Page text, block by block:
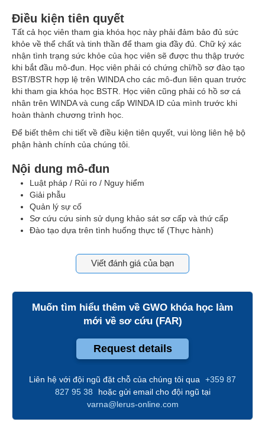
Điều kiện tiên quyết
Tất cả học viên tham gia khóa học này phải đảm bảo đủ sức
khỏe về thể chất và tinh thần để tham gia đầy đủ. Chữ ký xác
nhận tình trạng sức khỏe của học viên sẽ được thu thập trước
khi bắt đầu mô-đun. Học viên phải có chứng chỉ/hồ sơ đào tạo
BST/BSTR hợp lệ trên WINDA cho các mô-đun liên quan trước
khi tham gia khóa học BSTR. Học viên cũng phải có hồ sơ cá
nhân trên WINDA và cung cấp WINDA ID của mình trước khi
hoàn thành chương trình học.
Để biết thêm chi tiết về điều kiện tiên quyết, vui lòng liên hệ bộ
phận hành chính của chúng tôi.
Nội dung mô-đun
Luật pháp / Rủi ro / Nguy hiểm
Giải phẫu
Quản lý sự cố
Sơ cứu cứu sinh sử dụng khảo sát sơ cấp và thứ cấp
Đào tạo dựa trên tình huống thực tế (Thực hành)
Viết đánh giá của bạn
Muốn tìm hiểu thêm về GWO khóa học làm
mới về sơ cứu (FAR)
Request details
Liên hệ với đội ngũ đặt chỗ của chúng tôi qua
+359 87
827 95 38
hoặc gửi email cho đội ngũ tại
varna@lerus-online.com